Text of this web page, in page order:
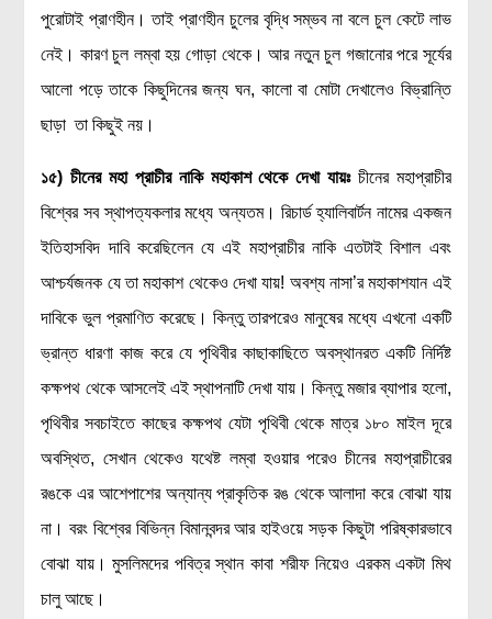
পুরোটাই প্রাণহীন। তাই প্রাণহীন চুলের বৃদ্ধি সম্ভব না বলে চুল কেটে লাভ
নেই। কারণ চুল লম্বা হয় গোড়া থেকে। আর নতুন চুল গজানোর পরে সূর্যের
আলো পড়ে তাকে কিছুদিনের জন্য ঘন, কালো বা মোটা দেখালেও বিভ্রান্তি
ছাড়া তা কিছুই নয়।
১৫) চীনের মহা প্রাচীর নাকি মহাকাশ থেকে দেখা যায়ঃ চীনের মহাপ্রাচীর
বিশ্বের সব স্থাপত্যকলার মধ্যে অন্যতম। রিচার্ড হ্যালিবার্টন নামের একজন
ইতিহাসবিদ দাবি করেছিলেন যে এই মহাপ্রাচীর নাকি এতটাই বিশাল এবং
আশ্চর্যজনক যে তা মহাকাশ থেকেও দেখা যায়! অবশ্য নাসা’র মহাকাশযান এই
দাবিকে ভুল প্রমাণিত করেছে। কিন্তু তারপরেও মানুষের মধ্যে এখনো একটি
ভ্রান্ত ধারণা কাজ করে যে পৃথিবীর কাছাকাছিতে অবস্থানরত একটি নির্দিষ্ট
কক্ষপথ থেকে আসলেই এই স্থাপনাটি দেখা যায়। কিন্তু মজার ব্যাপার হলো,
পৃথিবীর সবচাইতে কাছের কক্ষপথ যেটা পৃথিবী থেকে মাত্র ১৮০ মাইল দূরে
অবস্থিত, সেখান থেকেও যথেষ্ট লম্বা হওয়ার পরেও চীনের মহাপ্রাচীরের
রঙকে এর আশেপাশের অন্যান্য প্রাকৃতিক রঙ থেকে আলাদা করে বোঝা যায়
না। বরং বিশ্বের বিভিন্ন বিমানবন্দর আর হাইওয়ে সড়ক কিছুটা পরিষ্কারভাবে
বোঝা যায়। মুসলিমদের পবিত্র স্থান কাবা শরীফ নিয়েও এরকম একটা মিথ
চালু আছে।